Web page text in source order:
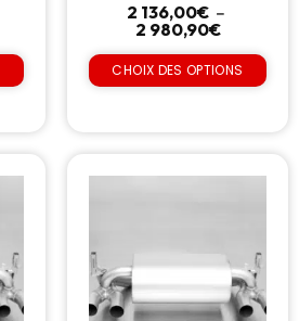
2 136,00€ –
2 980,90€
CHOIX DES OPTIONS